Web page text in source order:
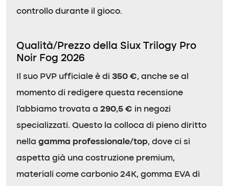
controllo durante il gioco.
Qualità/Prezzo della Siux Trilogy Pro
Noir Fog 2026
Il suo PVP ufficiale è di 350 €, anche se al
momento di redigere questa recensione
l’abbiamo trovata a 290,5 € in negozi
specializzati. Questo la colloca di pieno diritto
nella gamma professionale/top, dove ci si
aspetta già una costruzione premium,
materiali come carbonio 24K, gomma EVA di